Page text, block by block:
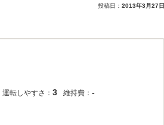
投稿日： 2013年3月27日
運転しやすさ： 3 維持費： -